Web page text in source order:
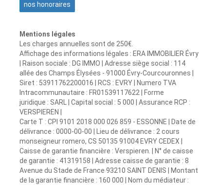
nos honoraires
Mentions légales
Les charges annuelles sont de 250€.
Affichage des informations légales : ERA IMMOBILIER Évry
| Raison sociale : DG IMMO | Adresse siège social : 114
allée des Champs Élysées - 91000 Évry-Courcouronnes |
Siret : 53911762200016 | RCS : EVRY | Numero TVA
Intracommunautaire : FR01539117622 | Forme
juridique : SARL | Capital social : 5 000 | Assurance RCP :
VERSPIEREN |
Carte T : CPI 9101 2018 000 026 859 - ESSONNE | Date de
délivrance : 0000-00-00 | Lieu de délivrance : 2 cours
monseigneur romero, CS 50135 91004 EVRY CEDEX |
Caisse de garantie financière : Verspieren. | N° de caisse
de garantie : 41319158 | Adresse caisse de garantie : 8
Avenue du Stade de France 93210 SAINT DENIS | Montant
de la garantie financière : 160 000 | Nom du médiateur :